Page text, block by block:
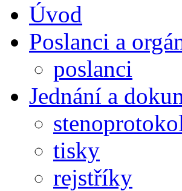
Úvod
Poslanci a
poslanci
Jednání a
tisky
rejstříky